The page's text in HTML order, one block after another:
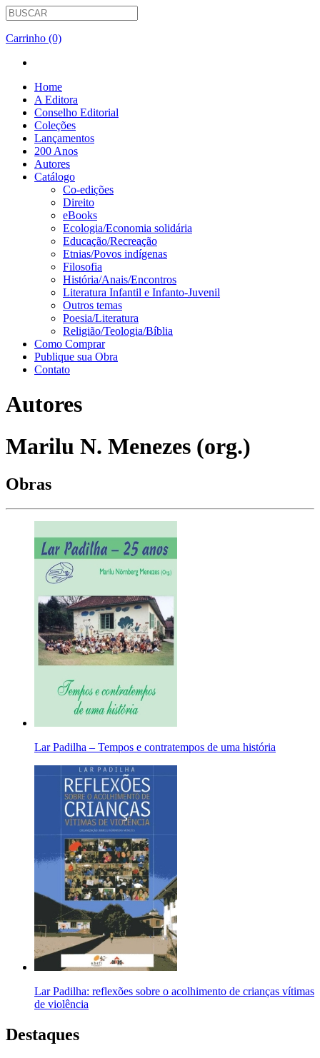
Carrinho (0)
Home
A Editora
Conselho Editorial
Coleções
Lançamentos
200 Anos
Autores
Catálogo
Co-edições
Direito
eBooks
Ecologia/Economia solidária
Educação/Recreação
Etnias/Povos indígenas
Filosofia
História/Anais/Encontros
Literatura Infantil e Infanto-Juvenil
Outros temas
Poesia/Literatura
Religião/Teologia/Bíblia
Como Comprar
Publique sua Obra
Contato
Autores
Marilu N. Menezes (org.)
Obras
Lar Padilha – Tempos e contratempos de uma história
Lar Padilha: reflexões sobre o acolhimento de crianças vítimas
de violência
Destaques